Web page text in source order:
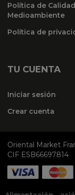
Política de
Medioambiente
Política de
TU CUENTA
Iniciar sesión
Crear cuenta
Oriental Market
CIF ESB66697814